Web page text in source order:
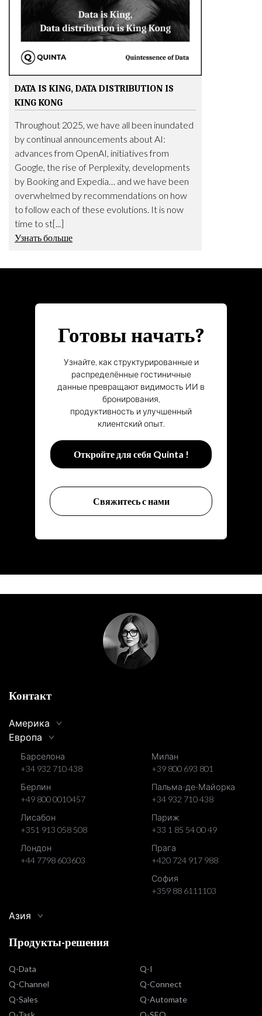
DATA IS KING, DATA DISTRIBUTION IS
KING KONG
Throughout 2025, we have all been inundated
by continual announcements about AI:
advances from OpenAI, initiatives from
Google, the rise of Perplexity, developments
by Booking and Expedia… and we have been
overwhelmed by recommendations on how
to follow each of these evolutions. It is now
time to st[...]
Узнать больше
Готовы начать?
Узнайте, как структурированные и
распределённые гостиничные
данные превращают видимость ИИ в
бронирования,
продуктивность и улучшенный
клиентский опыт.
Откройте для себя Quinta !
Свяжитесь с нами
Контакт
Америка
Европа
Барселона
+34 932 710 438
Берлин
+49 800 0010457
Лисабон
+351 913 058 508
Лондон
+44 7798 603603
Милан
+39 800 693 801
Пальма-де-Майорка
+34 932 710 438
Париж
+33 1 85 54 00 49
Прага
+420 724 917 988
София
+359 88 6111103
Азия
Продукты-решения
Q-Data
Q-Channel
Q-Sales
Q-I
Q-Connect
Q-Automate